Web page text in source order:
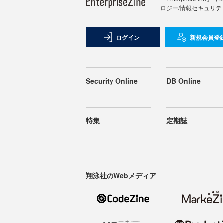
ロジー/情報セキュリ
ログイン 新規会員登
Security Online DB Online
特集 定期誌
翔泳社のWebメディア